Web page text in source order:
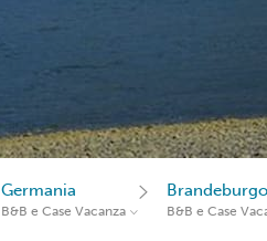
Germania
B&B e Case Vacanza
Brandeburgo
B&B e Case